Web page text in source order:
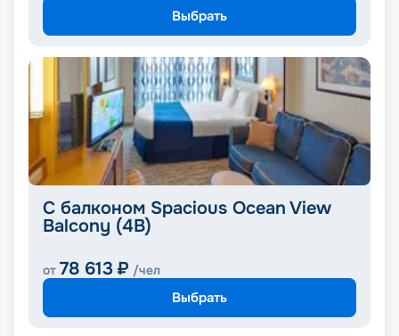
Выбрать
С балконом Spacious Ocean View
Balcony (4B)
от 78 613 ₽ /чел
Выбрать